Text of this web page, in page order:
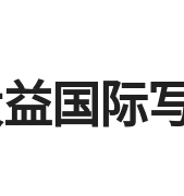
国际